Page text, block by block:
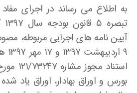
به اطلاع می رساند در اجرای
۹
بورس و اوراق بهادار، اوراق یاد شده